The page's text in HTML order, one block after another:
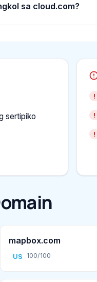
sa cloud.com?
sertipiko
mapbox.com
US 100/100